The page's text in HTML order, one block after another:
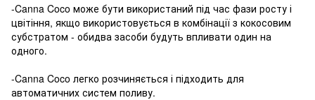
-Canna Coco може бути використаний під час фази росту і
цвітіння, якщо використовується в комбінації з кокосовим
субстратом - обидва засоби будуть впливати один на
одного.
-Canna Coco легко розчиняється і підходить для
автоматичних систем поливу.